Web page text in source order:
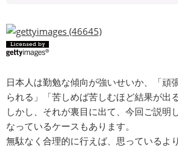
日本人は勤勉な傾向が強いせいか、「頑
られる」「苦しめば苦しむほど結果が出
しかし、それが裏目に出て、今回ご説明
なっているケースもあります。
無駄なく合理的に行えば、思っているよ